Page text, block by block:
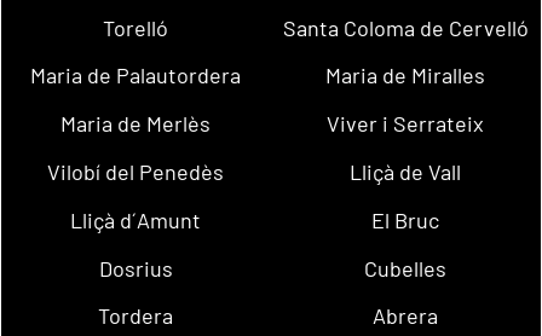
Torelló
Santa Coloma de Cervelló
Maria de Palautordera
Maria de Miralles
Maria de Merlès
Viver i Serrateix
Vilobí del Penedès
Lliçà de Vall
Lliçà d´Amunt
El Bruc
Dosrius
Cubelles
Tordera
Abrera